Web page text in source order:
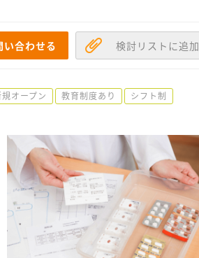
い合わせる 検討リストに追加
オープン 教育制度あり
シフト制